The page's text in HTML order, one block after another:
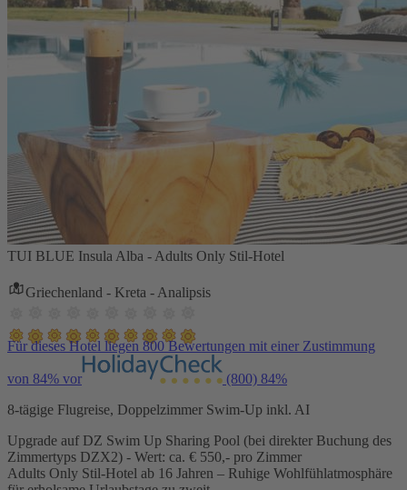
TUI BLUE Insula Alba - Adults Only Stil-Hotel
Griechenland - Kreta - Analipsis
Für dieses Hotel liegen 800 Bewertungen mit einer Zustimmung
von 84% vor (800) 84%
8-tägige Flugreise, Doppelzimmer Swim-Up inkl. AI
Upgrade auf DZ Swim Up Sharing Pool (bei direkter Buchung des
Zimmertyps DZX2) - Wert: ca. € 550,- pro Zimmer
Adults Only Stil-Hotel ab 16 Jahren – Ruhige Wohlfühlatmosphäre